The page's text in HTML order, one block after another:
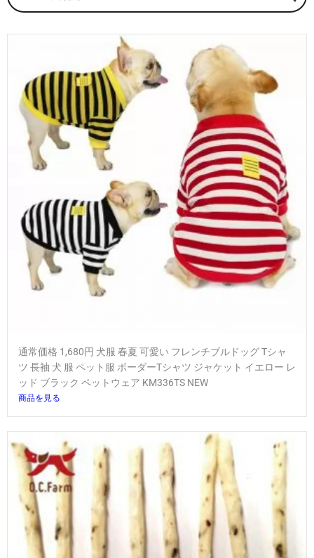
通常価格 1,680円 犬服 春夏 可愛い フレンチブルドッグ Tシャ
ツ 長袖 犬 服 ペット服 ボーダーTシャツ ジャケット イエロー レ
ッド ブラック ペットウェア KM336TS NEW
商品を見る